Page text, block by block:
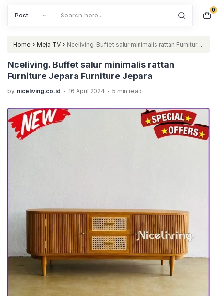
0
Home › Meja TV › Nceliving. Buffet salur minimalis rattan Furniture
Jepara Furniture Jepara
Nceliving. Buffet salur minimalis rattan
Furniture Jepara Furniture Jepara
by niceliving.co.id . 16 April 2024 . 5 min read